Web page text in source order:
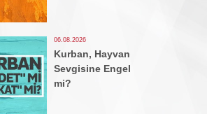
06.08.2026
Kurban, Hayvan
Sevgisine Engel
mi?